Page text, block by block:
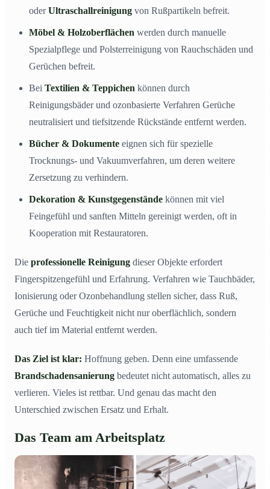
oderUltraschallreinigung von Rußpartikeln befreit.
Möbel & Holzoberflächen werden durch manuelle
Spezialpflege und Polsterreinigung von Rauchschäden und
Gerüchen befreit.
Bei Textilien & Teppichen können durch
Reinigungsbäder und ozonbasierte Verfahren Gerüche
neutralisiert und tiefsitzende Rückstände entfernt werden.
Bücher & Dokumente eignen sich für spezielle
Trocknungs- und Vakuumverfahren, um deren weitere
Zersetzung zu verhindern.
Dekoration & Kunstgegenstände können mit viel
Feingefühl und sanften Mitteln gereinigt werden, oft in
Kooperation mit Restauratoren.
Die professionelle Reinigung dieser Objekte erfordert
Fingerspitzengefühl und Erfahrung. Verfahren wie Tauchbäder,
Ionisierung oder Ozonbehandlung stellen sicher, dass Ruß,
Gerüche und Feuchtigkeit nicht nur oberflächlich, sondern
auch tief im Material entfernt werden.
Das Ziel ist klar: Hoffnung geben. Denn eine umfassende
Brandschadensanierung bedeutet nicht automatisch, alles zu
verlieren. Vieles ist rettbar. Und genau das macht den
Unterschied zwischen Ersatz und Erhalt.
Das Team am Arbeitsplatz